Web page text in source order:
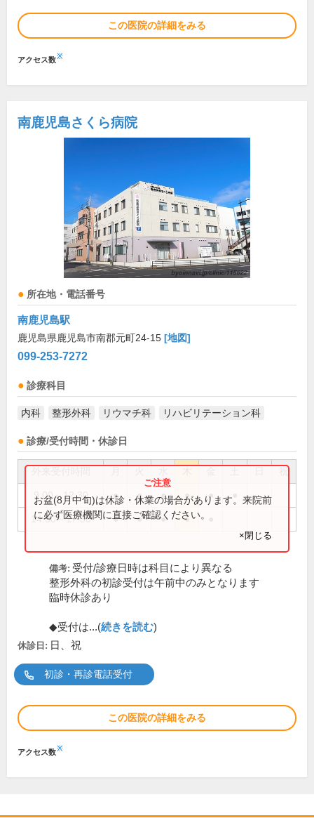
この医院の詳細をみる
アクセス数※
南鹿児島さくら病院
所在地・電話番号
南鹿児島駅
鹿児島県鹿児島市南郡元町24-15 [地図]
099-253-7272
診療科目
内科 整形外科 リウマチ科 リハビリテーション科
診療/受付時間・休診日
祝
9:00～12:30 ● ● ● ● ●
14:30～17:30 ● ● ● ●
お盆(8月中旬)は休診・休業の場合があります。来院前
に必ず医療機関に直接ご確認ください。
×閉じる
備考: 受付/診療日時は科目により異なる
整形外科の初診受付は午前中のみとなります
臨時休診あり
◆受付は...(続きを読む)
休診日: 日、祝
初診・再診電話受付
この医院の詳細をみる
アクセス数※